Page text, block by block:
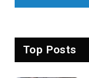
Top Posts